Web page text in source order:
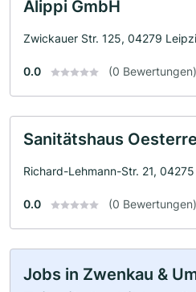
Alippi GmbH
Zwickauer Str. 125, 04279
0.0 (0 Bewertungen)
Sanitätshaus
Richard-Lehmann-Str. 21,
0.0 (0 Bewertungen)
Jobs in Zwenkau &